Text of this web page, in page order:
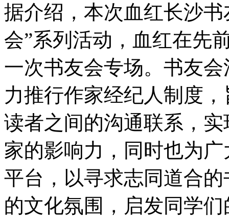
据介绍，本次血红长沙
会”系列活动，血红在先
一次书友会专场。书友
力推行作家经纪人制度
读者之间的沟通联系，
家的影响力，同时也为
平台，以寻求志同道合
的文化氛围，启发同学